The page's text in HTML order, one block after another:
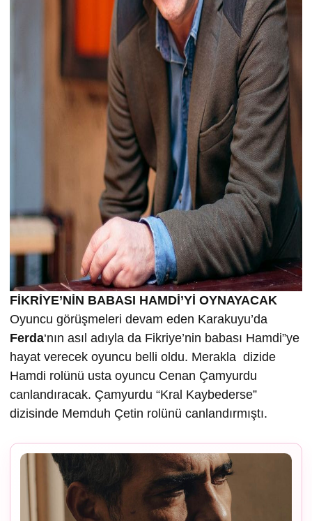
FİKRİYE’NİN BABASI HAMDİ’Yİ OYNAYACAK
Oyuncu görüşmeleri devam eden Karakuyu’da
Ferda‘nın asıl adıyla da Fikriye’nin babası Hamdi”ye
hayat verecek oyuncu belli oldu. Merakla dizide
Hamdi rolünü usta oyuncu Cenan Çamyurdu
canlandıracak. Çamyurdu “Kral Kaybederse”
dizisinde Memduh Çetin rolünü canlandırmıştı.